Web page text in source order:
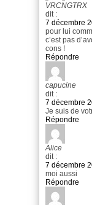
VRCNGTRX
dit :
7 décembre
pour lui
c’est pas
cons !
Répondre
capucine
dit :
7 décembre
Je suis de
Répondre
Alice
dit :
7 décembre
moi aussi
Répondre